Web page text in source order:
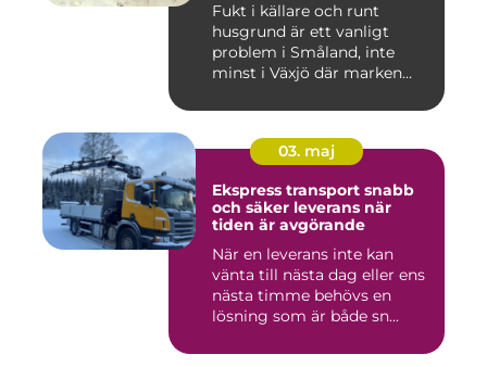
Fukt i källare och runt
husgrund är ett vanligt
problem i Småland, inte
minst i Växjö där marken
03. maj
Ekspress transport snabb
och säker leverans när
tiden är avgörande
När en leverans inte kan
vänta till nästa dag eller ens
nästa timme behövs en
lösning som är både sn...